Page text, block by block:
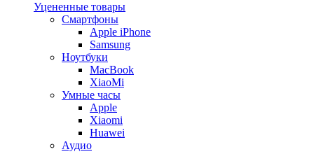
Уцененные товары
Cмартфоны
Apple iPhone
Samsung
Ноутбуки
MacBook
XiaoMi
Умные часы
Apple
Xiaomi
Huawei
Аудио